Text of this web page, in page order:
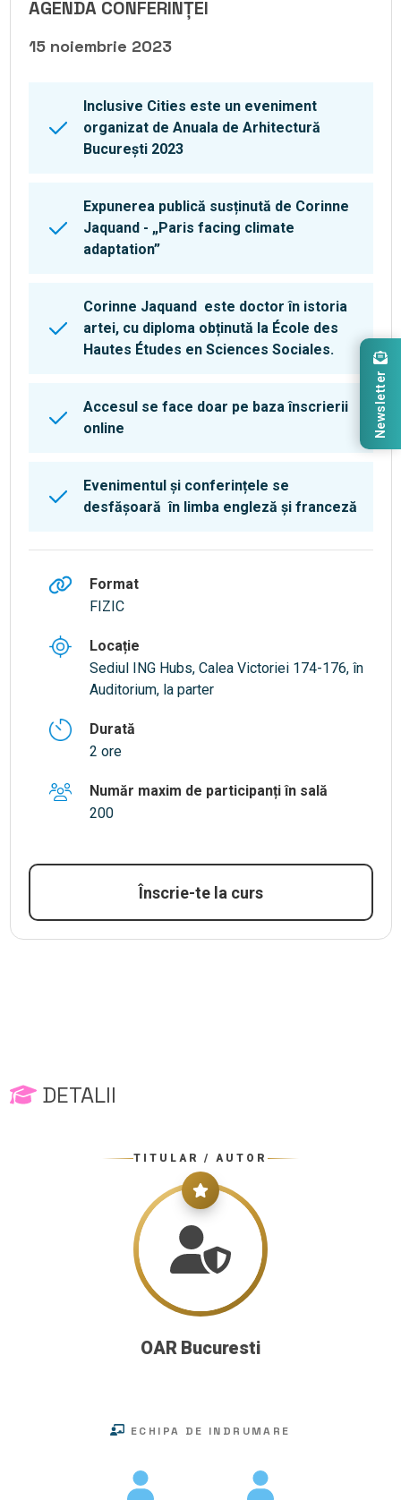
AGENDA CONFERINȚEI
15 noiembrie 2023
Inclusive Cities este un eveniment
organizat de Anuala de Arhitectură
București 2023
Expunerea publică susținută de Corinne
Jaquand - „Paris facing climate
adaptation”
Corinne Jaquand este doctor în istoria
artei, cu diploma obținută la École des
Hautes Études en Sciences Sociales.
Accesul se face doar pe baza înscrierii
online
Evenimentul și conferințele se
desfășoară în limba engleză și franceză
Format
FIZIC
Locație
Sediul ING Hubs, Calea Victoriei 174-176, în
Auditorium, la parter
Durată
2 ore
Număr maxim de participanți în sală
200
Înscrie-te la curs
DETALII
TITULAR / AUTOR
OAR Bucuresti
ECHIPA DE INDRUMARE
Newsletter